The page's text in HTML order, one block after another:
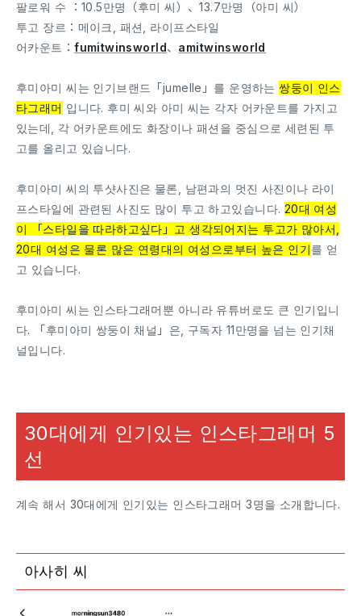
팔로워 수 ：10.5만명（후미 씨）、13.7만명（아미 씨）
투고 장르：메이크, 패션, 라이프스타일
어카운트：fumitwinsworld、 amitwinsworld
후미아미 씨는 인기브랜드「jumelle」를 운영하는쌍둥이 인스
타그래머 입니다. 후미 씨와 아미 씨는 각자 어카운트를 가지고
있는데, 각 어카운트에도 화장이나 패션을 중심으로 세련된 투
고를 올리고 있습니다.
후미아미 씨의 투샷사진은 물론, 남편과의 멋진 사진이나 라이
프스타일에 관련된 사진도 많이 투고 하고있습니다. 20대 여성
이 「스타일을 따라하고싶다」고 생각되어지는 투고가 많아서,
20대 여성은 물론 많은 연령대의 여성으로부터 높은 인기를 얻
고 있습니다.
후미아미 씨는 인스타그래머뿐 아니라 유튜버로도 큰 인기입니
다. 「후미아미 쌍둥이 채널」은, 구독자 11만명을 넘는 인기채
널입니다.
30대에게 인기있는 인스타그래머 5
선
계속 해서 30대에게 인기있는 인스타그래머 3명을 소개합니다.
아사히 씨